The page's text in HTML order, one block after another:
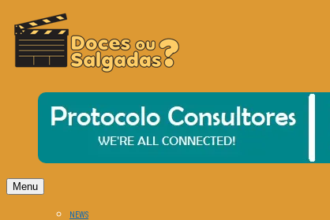
DOCES OU SALGADAS?
O Cinema? Uma Paixão!!
Menu
NEWS